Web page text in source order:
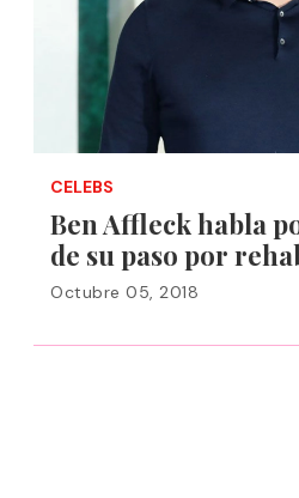
CELEBS
Ben Affleck habla
de su paso por
Octubre 05, 2018